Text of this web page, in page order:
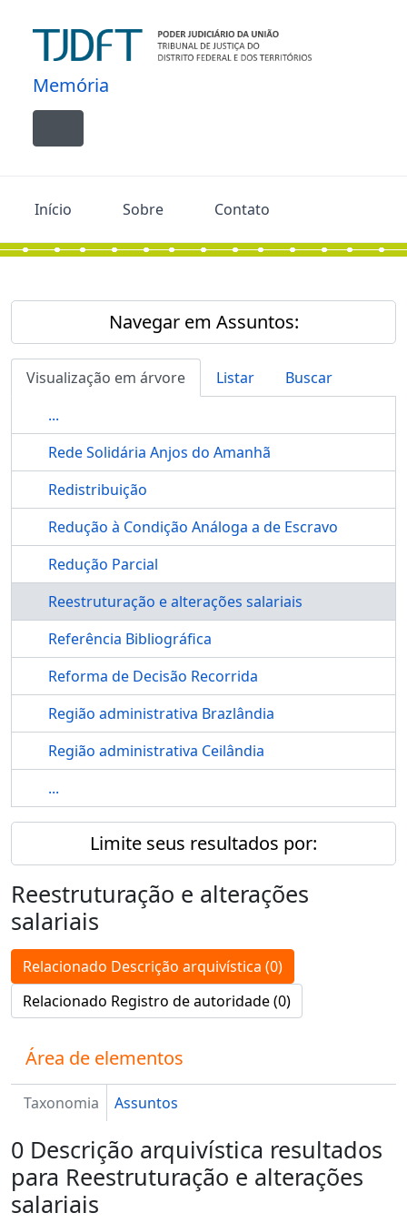
Memória
Toggle navigation
Início Sobre Contato
Navegar em Assuntos:
Visualização em árvore Listar
Buscar
...
Rede Solidária Anjos do Amanhã
Redistribuição
Redução à Condição Análoga a de Escravo
Redução Parcial
Reestruturação e alterações salariais
Referência Bibliográfica
Reforma de Decisão Recorrida
Região administrativa Brazlândia
Região administrativa Ceilândia
...
Limite seus resultados por:
Reestruturação e alterações
salariais
Relacionado Descrição arquivística (0)
Relacionado Registro de autoridade (0)
Área de elementos
Taxonomia Assuntos
0 Descrição arquivística resultados
para Reestruturação e alterações
salariais